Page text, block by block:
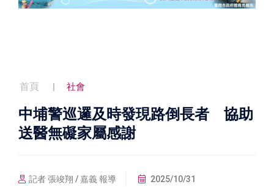
首頁 社會
中埔警巡邏及時發現路倒長者 協助
送醫無礙家屬感謝
記者 張竣翔 / 嘉義 報導 2025/10/31